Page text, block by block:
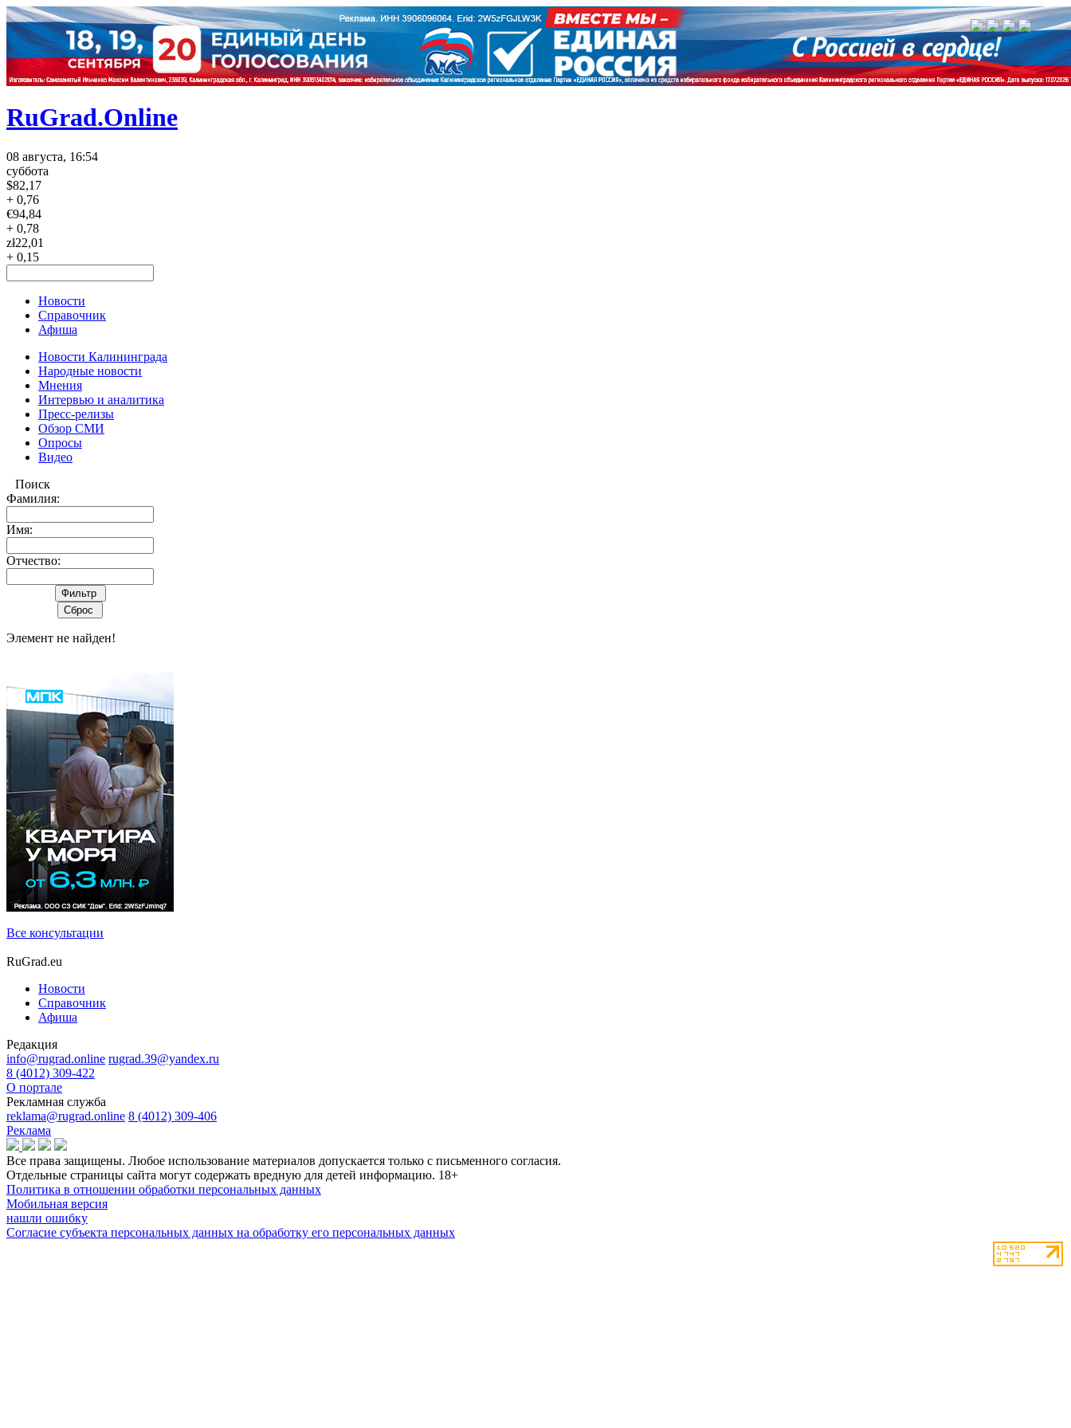
RuGrad.Online
08 августа, 16:54
суббота
$82,17
+ 0,76
€94,84
+ 0,78
zł22,01
+ 0,15
Новости
Справочник
Афиша
Новости Калининграда
Народные новости
Мнения
Интервью и аналитика
Пресс-релизы
Обзор СМИ
Опросы
Видео
Поиск
Фамилия:
Имя:
Отчество:
Элемент не найден!
Все консультации
RuGrad.eu
Новости
Справочник
Афиша
Редакция
info@rugrad.online rugrad.39@yandex.ru
8 (4012) 309-422
О портале
Рекламная служба
reklama@rugrad.online 8 (4012) 309-406
Реклама
Все права защищены. Любое использование материалов допускается только с письменного согласия.
Отдельные страницы сайта могут содержать вредную для детей информацию. 18+
Политика в отношении обработки персональных данных
Мобильная версия
нашли ошибку
Согласие субъекта персональных данных на обработку его персональных данных